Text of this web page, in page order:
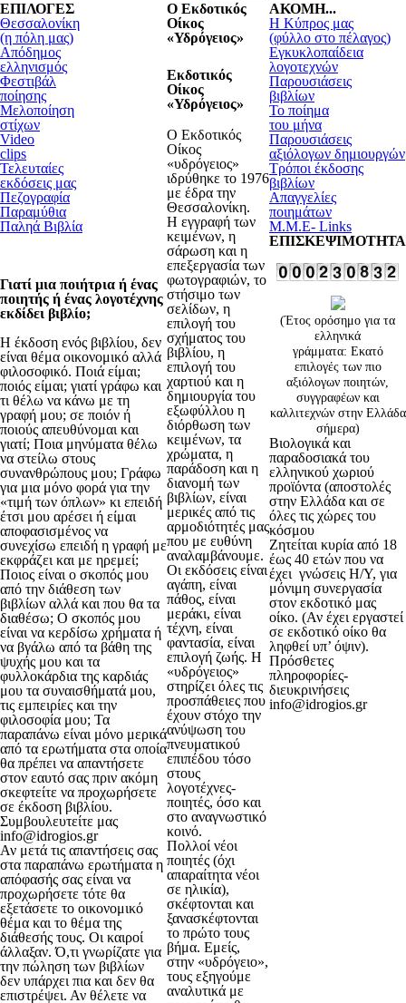
ΕΠΙΛΟΓΕΣ
Θεσσαλονίκη
(η πόλη μας)
Απόδημος
ελληνισμός
Φεστιβάλ
ποίησης
Μελοποίηση
στίχων
Video
clips
Τελευταίες
εκδόσεις μας
Πεζογραφία
Παραμύθια
Παληά Βιβλία
Γιατί μια ποιήτρια ή ένας
ποιητής ή ένας λογοτέχνης
εκδίδει βιβλίο;
Η έκδοση ενός βιβλίου, δεν
είναι θέμα οικονομικό αλλά
φιλοσοφικό. Ποιά είμαι;
ποιός είμαι; γιατί γράφω και
τι θέλω να κάνω με τη
γραφή μου; σε ποιόν ή
ποιούς απευθύνομαι και
γιατί; Ποια μηνύματα θέλω
να στείλω στους
συνανθρώπους μου; Γράφω
για μια μόνο φορά για την
«τιμή των όπλων» κι επειδή
έτσι μου αρέσει ή είμαι
αποφασισμένος να
συνεχίσω επειδή η γραφή με
εκφράζει και με ηρεμεί;
Ποιος είναι ο σκοπός μου
από την διάθεση των
βιβλίων αλλά και που θα τα
διαθέσω; Ο σκοπός μου
είναι να κερδίσω χρήματα ή
να βγάλω από τα βάθη της
ψυχής μου και τα
φυλλοκάρδια της καρδιάς
μου τα συναισθήματά μου,
τις εμπειρίες και την
φιλοσοφία μου; Τα
παραπάνω είναι μόνο μερικά
από τα ερωτήματα στα οποία
θα πρέπει να απαντήσετε
στον εαυτό σας πριν ακόμη
σκεφτείτε να προχωρήσετε
σε έκδοση βιβλίου.
Συμβουλευτείτε μας
info@idrogios.gr
Αν μετά τις απαντήσεις σας
στα παραπάνω ερωτήματα η
απόφασής σας είναι να
προχωρήσετε τότε θα
εξετάσετε το οικονομικό
θέμα και το θέμα της
διάθεσής τους. Οι καιροί
άλλαξαν. Ό,τι γνωρίζατε για
την πώληση των βιβλίων
δεν υπάρχει πια και δεν θα
επιστρέψει. Αν θέλετε να
Ο Εκδοτικός
Οίκος
«Υδρόγειος»
Εκδοτικός
Οίκος
«Υδρόγειος»
Ο Εκδοτικός
Οίκος
«υδρόγειος»
ιδρύθηκε το 1976
με έδρα την
Θεσσαλονίκη.
Η εγγραφή των
κειμένων, η
σάρωση και η
επεξεργασία των
φωτογραφιών, το
στήσιμο των
σελίδων, η
επιλογή του
σχήματος του
βιβλίου, η
επιλογή του
χαρτιού και η
δημιουργία του
εξωφύλλου η
διόρθωση των
κειμένων, τα
χρώματα, η
παράδοση και η
διανομή των
βιβλίων, είναι
μερικές από τις
αρμοδιότητές μας
που με ευθύνη
αναλαμβάνουμε.
Οι εκδόσεις είναι
αγάπη, είναι
πάθος, είναι
μεράκι, είναι
τέχνη, είναι
φαντασία, είναι
επιλογή ζωής. Η
«υδρόγειος»
στηρίζει όλες τις
προσπάθειες που
έχουν στόχο την
ανύψωση του
πνευματικού
επιπέδου τόσο
στους
λογοτέχνες-
ποιητές, όσο και
στο αναγνωστικό
κοινό.
Πολλοί νέοι
ποιητές (όχι
απαραίτητα νέοι
σε ηλικία),
σκέφτονται και
ξανασκέφτονται
το πρώτο τους
βήμα. Εμείς,
στην «υδρόγειο»,
τους εξηγούμε
αναλυτικά με
ΑΚΟΜΗ...
Η Κύπρος μας
(φύλλο στο πέλαγος)
Εγκυκλοπαίδεια
λογοτεχνών
Παρουσιάσεις
βιβλίων
Το ποίημα
του μήνα
Παρουσιάσεις
αξιόλογων δημιουργών
Τρόποι έκδοσης
βιβλίων
Απαγγελίες
ποιημάτων
Μ.Μ.Ε- Links
ΕΠΙΣΚΕΨΙΜΟΤΗΤΑ
(Έτος ορόσημο για τα
ελληνικά
γράμματα: Εκατό
επιλογές των πιο
αξιόλογων ποιητών,
συγγραφέων και
καλλιτεχνών στην Ελλάδα
σήμερα)
Βιολογικά και
παραδοσιακά του
ελληνικού χωριού
προϊόντα (αποστολές
στην Ελλάδα και σε
όλες τις χώρες του
κόσμου
Ζητείται κυρία από 18
έως 40 ετών που να
έχει γνώσεις Η/Υ, για
μόνιμη συνεργασία
στον εκδοτικό μας
οίκο. (Αν έχει εργαστεί
σε εκδοτικό οίκο θα
ληφθεί υπ’ όψιν).
Πρόσθετες
πληροφορίες-
διευκρινήσεις
info@idrogios.gr